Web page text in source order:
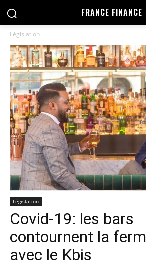
FRANCE FINANCE
Législation
Législation
Covid-19: les bars
contournent la
avec le Kbis